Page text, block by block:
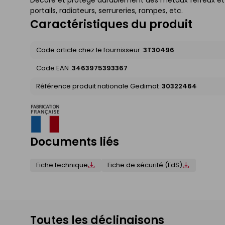
portails, radiateurs, serrureries, rampes, etc.
Caractéristiques du produit
Code article chez le fournisseur :3T30496
Code EAN :3463975393367
Référence produit nationale Gedimat :30322464
Documents liés
Fiche technique Fiche de sécurité (FdS)
Toutes les déclinaisons